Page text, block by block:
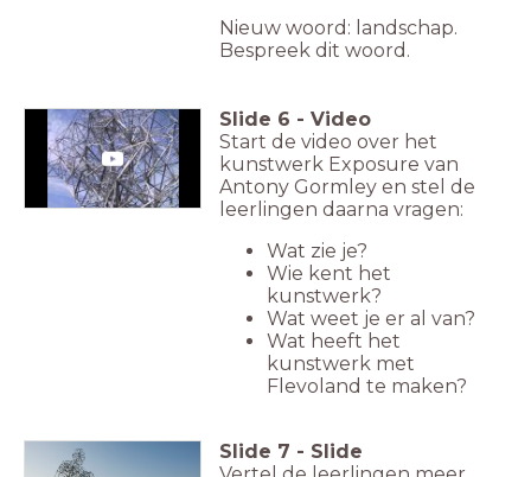
Nieuw woord: landschap.
Bespreek dit woord.
Slide 6 - Video
Start de video over het
kunstwerk Exposure van
Antony Gormley en stel de
leerlingen daarna vragen:
Wat zie je?
Wie kent het
kunstwerk?
Wat weet je er al van?
Wat heeft het
kunstwerk met
Flevoland te maken?
Slide 7 - Slide